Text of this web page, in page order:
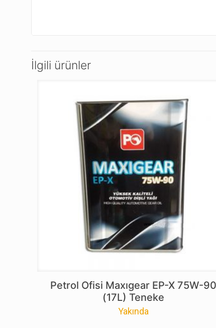
İlgili ürünler
Petrol Ofisi Maxıgear EP-X 75W-90
(17L) Teneke
Yakında